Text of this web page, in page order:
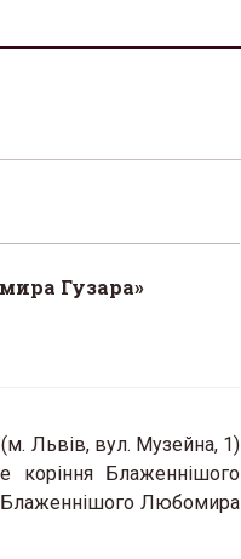
Гузара»
(м. Львів, вул. Музейна, 1)
коріння Блаженнішого
Блаженнішого Любомира